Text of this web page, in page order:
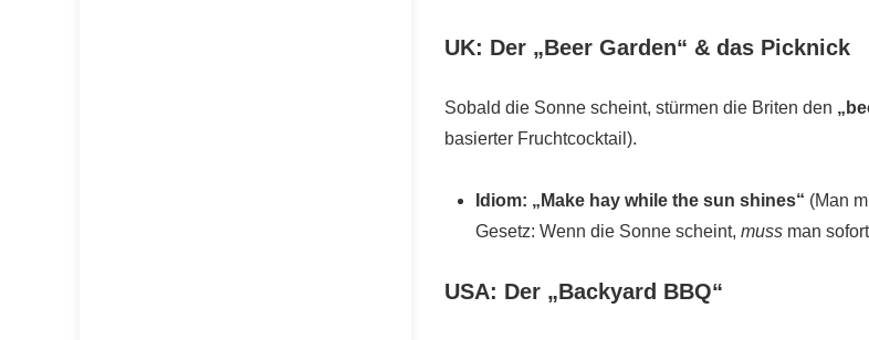
UK: Der „Beer Garden“ & das Picknick
Sobald die Sonne scheint, stürmen die Briten den
basierter Fruchtcocktail).
Idiom: „Make hay while the sun shines“ (Man
Gesetz: Wenn die Sonne scheint, muss man
USA: Der „Backyard BBQ“